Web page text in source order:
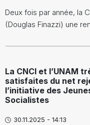
Deux fois par année, la
(Douglas Finazzi) une
La CNCI et l’UNAM
satisfaites du net
l’initiative des
Socialistes
30.11.2025 - 14:13